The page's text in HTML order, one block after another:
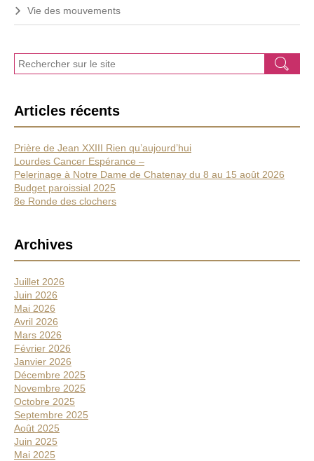
Vie des mouvements
J
e
c
h
r
c
h
e
Ok
Articles récents
Prière de Jean XXIII Rien qu’aujourd’hui
Lourdes Cancer Espérance –
Pelerinage à Notre Dame de Chatenay du 8 au 15 août 2026
Budget paroissial 2025
8e Ronde des clochers
Archives
Juillet 2026
Juin 2026
Mai 2026
Avril 2026
Mars 2026
Février 2026
Janvier 2026
Décembre 2025
Novembre 2025
Octobre 2025
Septembre 2025
Août 2025
Juin 2025
Mai 2025